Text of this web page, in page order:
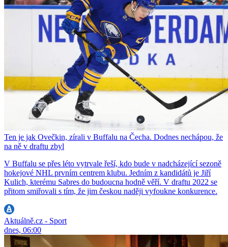
Ten je jak Ovečkin, zírali v Buffalu na Čecha. Dodnes nechápou, že
na ně v draftu zbyl
V Buffalu se přes léto vytrvale řeší, kdo bude v nadcházející sezoně
hokejové NHL prvním centrem klubu. Jedním z kandidátů je Jiří
Kulich, kterému Sabres do budoucna hodně věří. V draftu 2022 se
přitom smiřovali s tím, že jim českou naději vyfoukne konkurence.
Aktuálně.cz - Sport
dnes, 06:00